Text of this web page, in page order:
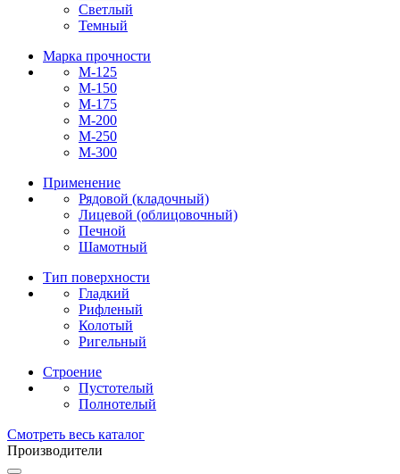
Светлый
Темный
Марка прочности
М-125
М-150
М-175
М-200
М-250
М-300
Применение
Рядовой (кладочный)
Лицевой (облицовочный)
Печной
Шамотный
Тип поверхности
Гладкий
Рифленый
Колотый
Ригельный
Строение
Пустотелый
Полнотелый
Смотреть весь каталог
Производители